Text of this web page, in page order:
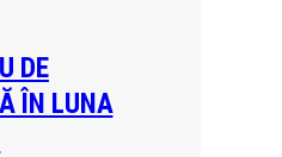
DE
ÎN LUNA